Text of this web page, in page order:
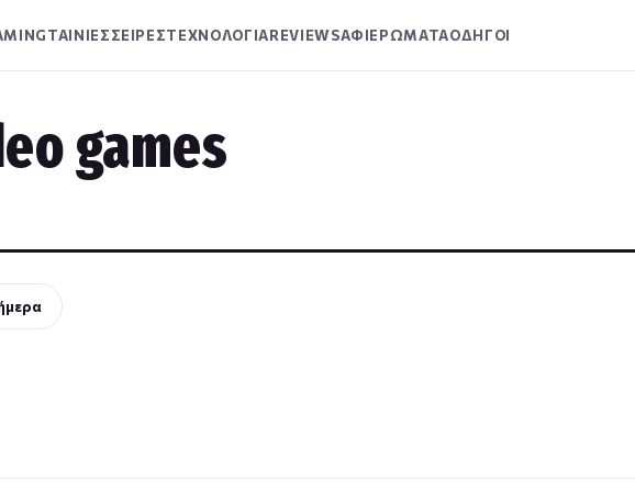
ΤΑΙΝΙΕΣΣΕΙΡΕΣΤΕΧΝΟΛΟΓΙΑREVIEWSΑΦΙΕΡΩΜΑΤΑΟΔΗΓΟΙ
games